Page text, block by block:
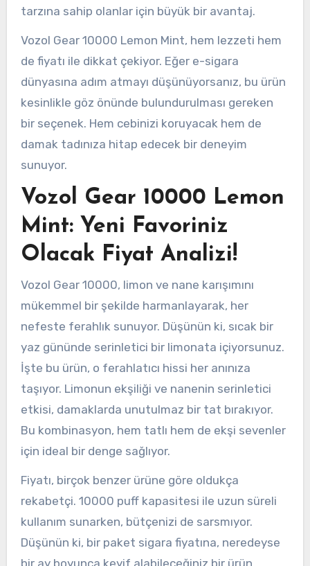
tarzına sahip olanlar için büyük bir avantaj.
Vozol Gear 10000 Lemon Mint, hem lezzeti hem
de fiyatı ile dikkat çekiyor. Eğer e-sigara
dünyasına adım atmayı düşünüyorsanız, bu ürün
kesinlikle göz önünde bulundurulması gereken
bir seçenek. Hem cebinizi koruyacak hem de
damak tadınıza hitap edecek bir deneyim
sunuyor.
Vozol Gear 10000 Lemon
Mint: Yeni Favoriniz
Olacak Fiyat Analizi!
Vozol Gear 10000, limon ve nane karışımını
mükemmel bir şekilde harmanlayarak, her
nefeste ferahlık sunuyor. Düşünün ki, sıcak bir
yaz gününde serinletici bir limonata içiyorsunuz.
İşte bu ürün, o ferahlatıcı hissi her anınıza
taşıyor. Limonun ekşiliği ve nanenin serinletici
etkisi, damaklarda unutulmaz bir tat bırakıyor.
Bu kombinasyon, hem tatlı hem de ekşi sevenler
için ideal bir denge sağlıyor.
Fiyatı, birçok benzer ürüne göre oldukça
rekabetçi. 10000 puff kapasitesi ile uzun süreli
kullanım sunarken, bütçenizi de sarsmıyor.
Düşünün ki, bir paket sigara fiyatına, neredeyse